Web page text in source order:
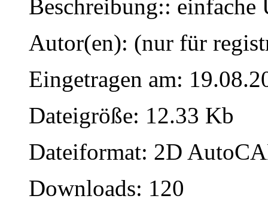
Beschreibung:: einfache
Autor(en): (nur für
Eingetragen am:
Dateigröße: 12.33 Kb
Dateiformat: 2D
Downloads: 120